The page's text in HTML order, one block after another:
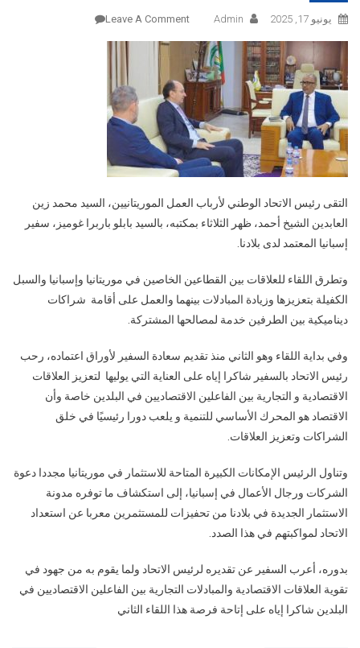
يونيو 17, 2025 Admin
Leave A Comment
2025-
06-
التقى رئيس الاتحاد الوطني لأرباب العمل الموريتانيين، السيد محمد زين
العابدين الشيخ أحمد، ظهر الثلاثاء بمكتبه، بالسيد بابلو باربرا غوميز، سفير
إسبانيا المعتمد لدى بلادنا.
وتطرق اللقاء للعلاقات بين القطاعين الخاصين في موريتانيا وإسبانيا والسبل
الكفيلة بتعزيزها وزيادة المبادلات بينهما والعمل على أقامة شراكات
ديناميكية بين الطرفين خدمة لمصالحها المشتركة.
وفي بداية اللقاء وهو الثاني منذ تقديم سعادة السفير لأوراق اعتماده، رحب
رئيس الاتحاد بالسفير شاكرا إياه على العناية التي يوليها لتعزيز العلاقات
الاقتصادية و التجارية بين الفاعلين الاقتصاديين في البلدين خاصة وأن
الاقتصاد هو المحرك الأساسي للتنمية و يلعب دورا رئيسيًا في خلق
الشراكات وتعزيز العلاقات.
وتناول الرئيس الإمكانات الكبيرة المتاحة للاستثمار في موريتانيا مجددا دعوة
الشركات ورجال الأعمال في إسبانيا، إلى استكشاف ما توفره مدونة
الاستثمار الجديدة في بلادنا من تحفيزات للمستثمرين معربا عن استعداد
الاتحاد لمواكبتهم في هذا الصدد.
بدوره، أعرب السفير عن تقديره لرئيس الاتحاد ولما يقوم به من جهود في
تقوية العلاقات الاقتصادية والمبادلات التجارية بين الفاعلين الاقتصاديين في
البلدين شاكرا إياه على إتاحة فرصة هذا اللقاء الثاني